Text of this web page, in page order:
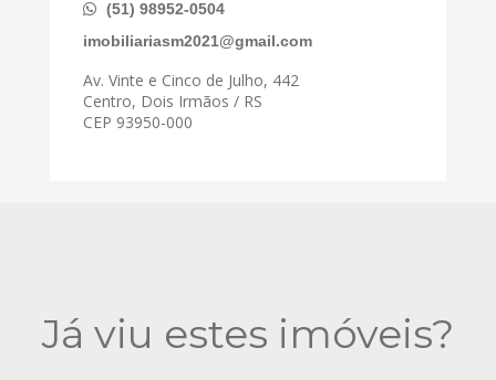
(51) 98952-0504
imobiliariasm2021@gmail.com
Av. Vinte e Cinco de Julho, 442
Centro, Dois Irmãos / RS
CEP 93950-000
Já viu estes imóveis?